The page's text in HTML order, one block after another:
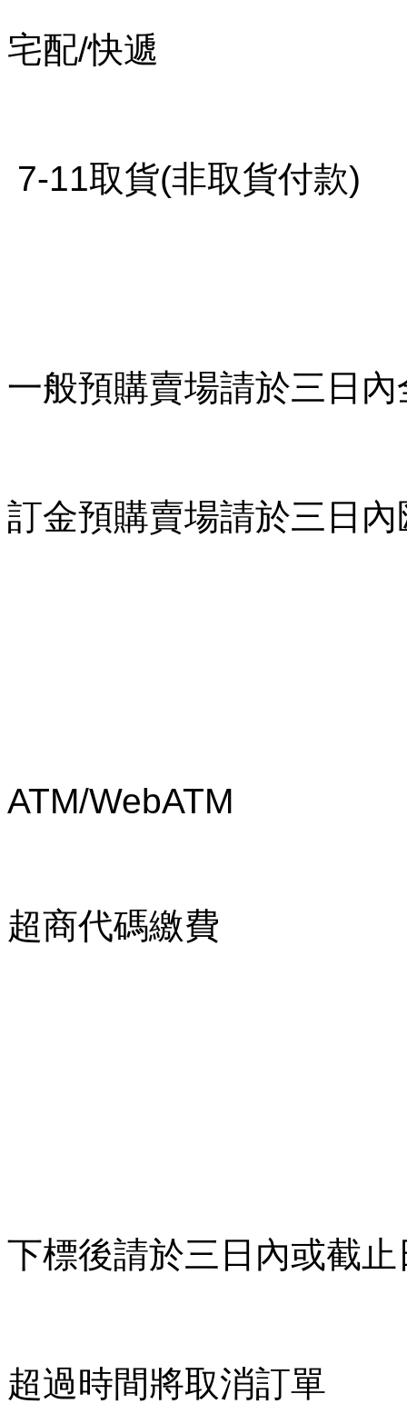
宅配/快遞
7-11取貨(非取貨付款)
一般預購賣場請於三日
訂金預購賣場請於三日內
ATM/WebATM
超商代碼繳費
下標後請於三日內或截
超過時間將取消訂單